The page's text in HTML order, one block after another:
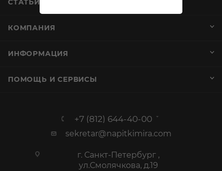
СТАТЬИ
КОМПАНИЯ
ИНФОРМАЦИЯ
ПОМОЩЬ И СЕРВИСЫ
+7 (812) 644-40-00
sekretar@napitkimira.com
г. Санкт-Петербург ,
ул.Смолячкова, д.19